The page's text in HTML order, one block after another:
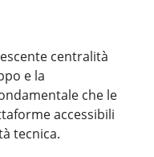
centralità
e la
che le
accessibili
tecnica.